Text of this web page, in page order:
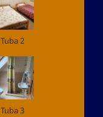
Tuba 2
Tuba 3